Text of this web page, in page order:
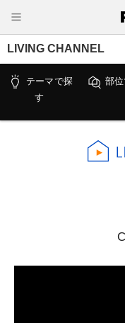
LIVING CHANNEL
テーマで探
す
部